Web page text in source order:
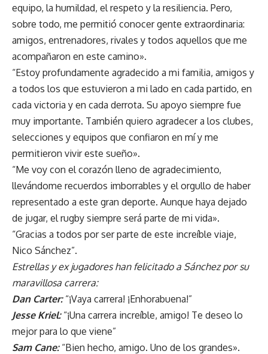
equipo, la humildad, el respeto y la resiliencia. Pero,
sobre todo, me permitió conocer gente extraordinaria:
amigos, entrenadores, rivales y todos aquellos que me
acompañaron en este camino».
“Estoy profundamente agradecido a mi familia, amigos y
a todos los que estuvieron a mi lado en cada partido, en
cada victoria y en cada derrota. Su apoyo siempre fue
muy importante. También quiero agradecer a los clubes,
selecciones y equipos que confiaron en mí y me
permitieron vivir este sueño».
“Me voy con el corazón lleno de agradecimiento,
llevándome recuerdos imborrables y el orgullo de haber
representado a este gran deporte. Aunque haya dejado
de jugar, el rugby siempre será parte de mi vida».
“Gracias a todos por ser parte de este increíble viaje,
Nico Sánchez”.
Estrellas y ex jugadores han felicitado a Sánchez por su
maravillosa carrera:
Dan Carter: “¡Vaya carrera! ¡Enhorabuena!”
Jesse Kriel:“¡Una carrera increíble, amigo! Te deseo lo
mejor para lo que viene”
Sam Cane:“Bien hecho, amigo. Uno de los grandes».